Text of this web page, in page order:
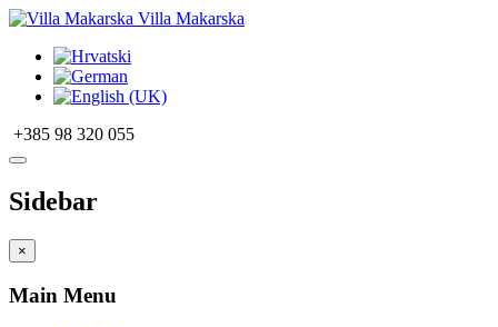
Villa Makarska
+385 98 320 055
Sidebar
×
Main Menu